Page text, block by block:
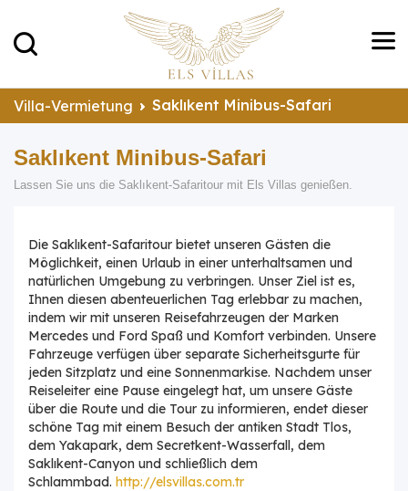
Villa-Vermietung Saklıkent Minibus-Safari
Saklıkent Minibus-Safari
Lassen Sie uns die Saklıkent-Safaritour mit Els Villas genießen.
Die Saklıkent-Safaritour bietet unseren Gästen die
Möglichkeit, einen Urlaub in einer unterhaltsamen und
natürlichen Umgebung zu verbringen. Unser Ziel ist es,
Ihnen diesen abenteuerlichen Tag erlebbar zu machen,
indem wir mit unseren Reisefahrzeugen der Marken
Mercedes und Ford Spaß und Komfort verbinden. Unsere
Fahrzeuge verfügen über separate Sicherheitsgurte für
jeden Sitzplatz und eine Sonnenmarkise. Nachdem unser
Reiseleiter eine Pause eingelegt hat, um unsere Gäste
über die Route und die Tour zu informieren, endet dieser
schöne Tag mit einem Besuch der antiken Stadt Tlos,
dem Yakapark, dem Secretkent-Wasserfall, dem
Saklıkent-Canyon und schließlich dem
Schlammbad. http://elsvillas.com.tr